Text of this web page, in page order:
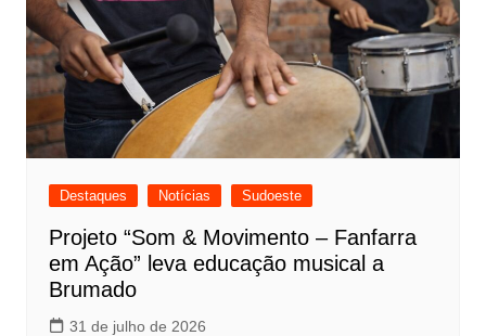
Destaques Notícias Sudoeste
Projeto “Som & Movimento – Fanfarra
em Ação” leva educação musical a
Brumado
31 de julho de 2026